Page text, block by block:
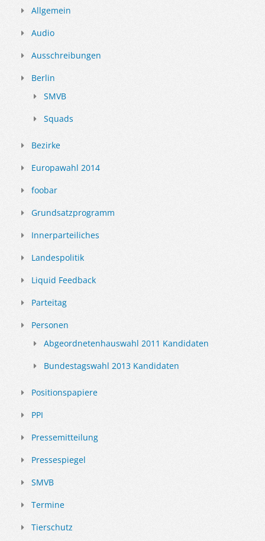
Allgemein
Audio
Ausschreibungen
Berlin
SMVB
Squads
Bezirke
Europawahl 2014
foobar
Grundsatzprogramm
Innerparteiliches
Landespolitik
Liquid Feedback
Parteitag
Personen
Abgeordnetenhauswahl 2011 Kandidaten
Bundestagswahl 2013 Kandidaten
Positionspapiere
PPI
Pressemitteilung
Pressespiegel
SMVB
Termine
Tierschutz